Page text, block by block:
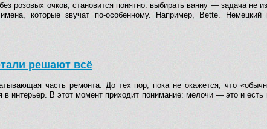
розовых очков, становится понятно: выбирать ванну — задача не
которые звучат по-особенному. Например, Bette. Немецкий
решают всё
часть ремонта. До тех пор, пока не окажется, что
интерьер. В этот момент приходит понимание: мелочи — это и есть